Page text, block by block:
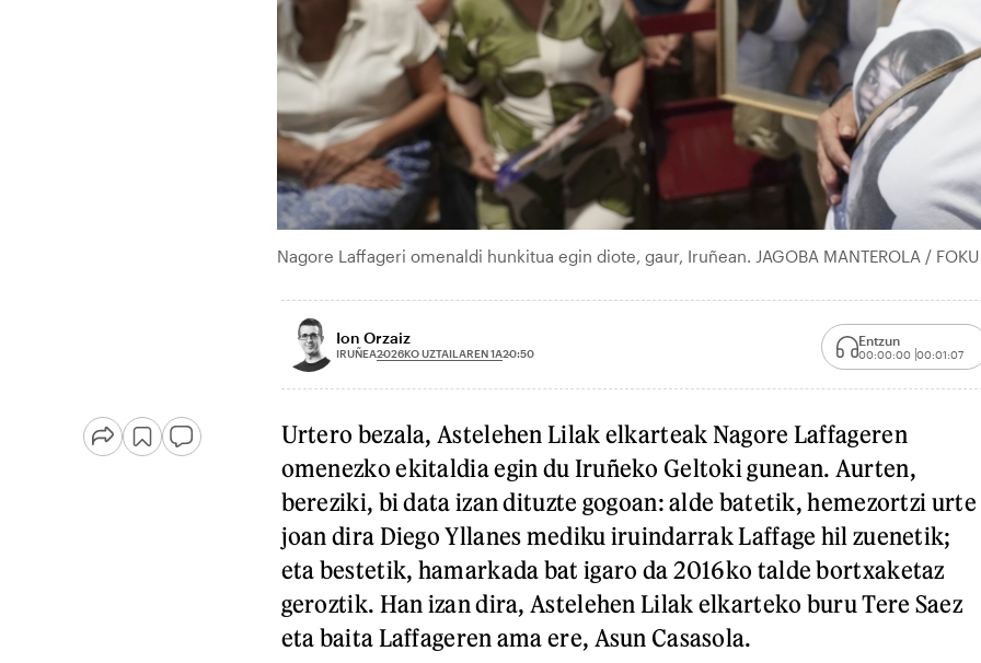
Nagore Laffageri omenaldi hunkitua egin diote, gaur, Iruñean. JAGOBA MANTEROLA / FOKU
Ion Orzaiz
IRUÑEA2026KO UZTAILAREN 1A20:50
Entzun
00:00:00 00:01:07
Urtero bezala, Astelehen Lilak elkarteak Nagore Laffageren
omenezko ekitaldia egin du Iruñeko Geltoki gunean. Aurten,
bereziki, bi data izan dituzte gogoan: alde batetik, hemezortzi urte
joan dira Diego Yllanes mediku iruindarrak Laffage hil zuenetik;
eta bestetik, hamarkada bat igaro da 2016ko talde bortxaketaz
geroztik. Han izan dira, Astelehen Lilak elkarteko buru Tere Saez
eta baita Laffageren ama ere, Asun Casasola.